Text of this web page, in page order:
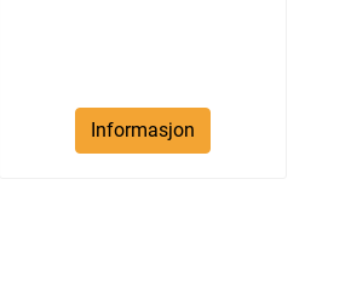
Informasjon